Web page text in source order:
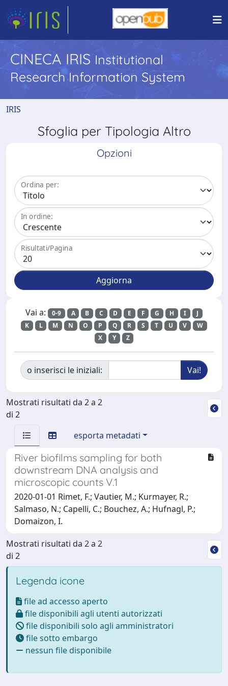
CINECA IRIS Institutional
Research Information System
IRIS
Sfoglia per Tipologia Altro
Opzioni
Ordina per:
In ordine:
Risultati/Pagina
Vai a: 0-9 A B C D E F G H I
J
K
L M N O P Q R S T U V
W
X
Y Z
o inserisci le iniziali:
Mostrati risultati da 2 a 2
di 2
esporta metadati
River biofilms sampling for both
downstream DNA analysis and
microscopic counts V.1
2020-01-01 Rimet, F.; Vautier, M.; Kurmayer, R.;
Salmaso, N.; Capelli, C.; Bouchez, A.; Hufnagl, P.;
Domaizon, I.
Mostrati risultati da 2 a 2
di 2
Legenda icone
file ad accesso aperto
file disponibili agli utenti autorizzati
file disponibili solo agli amministratori
file sotto embargo
nessun file disponibile